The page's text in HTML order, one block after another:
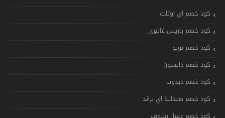
كود خصم اي اوتلت
كود خصم باريس غاليري
كود خصم تويو
كود خصم دايسون
كود خصم دبدوب
كود خصم صيدلية اي براند